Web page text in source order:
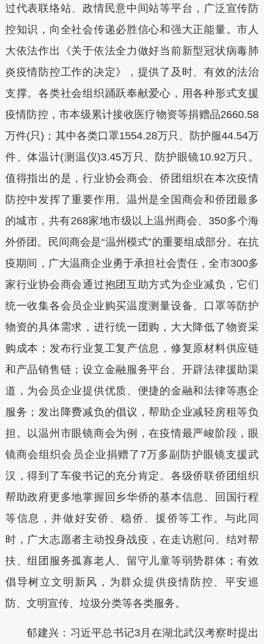
过代表联络站、政情民意中间站等平台，广泛宣传防
控知识，向全社会传递必胜信心和强大正能量。市人
大依法作出《关于依法全力做好当前新型冠状病毒肺
炎疫情防控工作的决定》，提供了及时、有效的法治
支撑。各类社会组织踊跃奉献爱心，用各种形式支援
疫情防控，市本级累计接收医疗物资等捐赠品2660.58
万件(只)；其中各类口罩1554.28万只、防护服44.54万
件、体温计(测温仪)3.45万只、防护眼镜10.92万只。
值得指出的是，行业协会商会、侨团组织在本次疫情
防控中发挥了重要作用。温州是全国商会和侨团最多
的城市，共有268家地市级以上温州商会、350多个海
外侨团。民间商会是“温州模式”的重要组成部分。在抗
疫期间，广大温商企业勇于承担社会责任，全市300多
家行业协会商会通过抱团互助方式为企业减负，它们
统一收集各会员企业购买温度测量设备、口罩等防护
物资的具体需求，进行统一团购，大大降低了物资采
购成本；发布行业复工复产信息，修复原材料供应链
和产品销售链；设立金融服务平台、开辟法律援助渠
道，为会员企业提供优质、便捷的金融和法律等惠企
服务；发出降费减负的倡议，帮助企业减轻房租等负
担。以温州市眼镜商会为例，在疫情最严峻阶段，眼
镜商会组织会员企业捐赠了7万多副防护眼镜支援武
汉，得到了车俊书记的充分肯定。各级侨联侨团组织
帮助政府更多地掌握回乡华侨的基本信息、回国行程
等信息，并做好安侨、稳侨、援侨等工作。与此同
时，广大志愿者主动投身战疫，在走访慰问、结对帮
扶、组团服务孤寡老人、留守儿童等弱势群体；有效
倡导树立文明新风，为群众提供疫情防控、平安巡
防、文明宣传、垃圾分类等各类服务。
郁建兴：习近平总书记3月在湖北武汉考察时提出